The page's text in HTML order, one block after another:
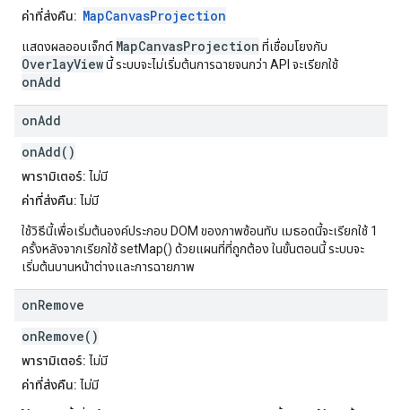
ค่าที่ส่งคืน: MapCanvasProjection
แสดงผลออบเจ็กต์ MapCanvasProjection ที่เชื่อมโยงกับ
OverlayViewนี้ ระบบจะไม่เริ่มต้นการฉายจนกว่า API จะเรียกใช้
onAdd
onAdd
onAdd()
พารามิเตอร์: ไม่มี
ค่าที่ส่งคืน: ไม่มี
ใช้วิธีนี้เพื่อเริ่มต้นองค์ประกอบ DOM ของภาพซ้อนทับ เมธอดนี้จะเรียกใช้ 1
ครั้งหลังจากเรียกใช้ setMap() ด้วยแผนที่ที่ถูกต้อง ในขั้นตอนนี้ ระบบจะ
เริ่มต้นบานหน้าต่างและการฉายภาพ
onRemove
onRemove()
พารามิเตอร์: ไม่มี
ค่าที่ส่งคืน: ไม่มี